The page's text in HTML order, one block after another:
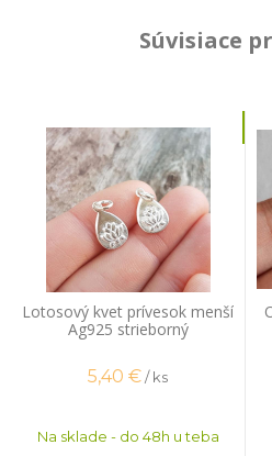
Súvisiace
Lotosový kvet prívesok menší
Ag925 strieborný
5,40 €/ ks
Na sklade - do 48h u teba